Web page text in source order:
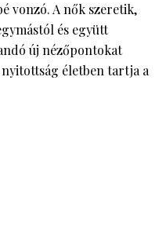
vonzó. A nők szeretik,
és együtt
új nézőpontokat
életben tartja a